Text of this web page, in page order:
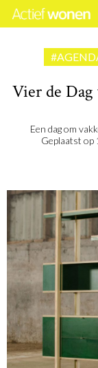
Vier de Dag
Een dag om
Geplaatst op